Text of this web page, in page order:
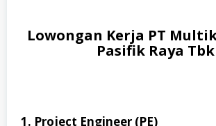
Lowongan Kerja PT
Pasifik Raya Tbk
1. Project Engineer (PE)